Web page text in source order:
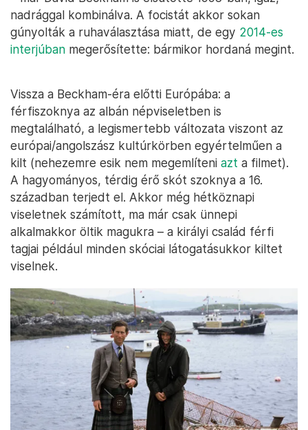
nadrággal kombinálva. A focistát akkor sokan
gúnyolták a ruhaválasztása miatt, de egy 2014-es
interjúban megerősítette: bármikor hordaná megint.
Vissza a Beckham-éra előtti Európába: a
férfiszoknya az albán népviseletben is
megtalálható, a legismertebb változata viszont az
európai/angolszász kultúrkörben egyértelműen a
kilt (nehezemre esik nem megemlíteni azt a filmet).
A hagyományos, térdig érő skót szoknya a 16.
században terjedt el. Akkor még hétköznapi
viseletnek számított, ma már csak ünnepi
alkalmakkor öltik magukra – a királyi család férfi
tagjai például minden skóciai látogatásukkor kiltet
viselnek.